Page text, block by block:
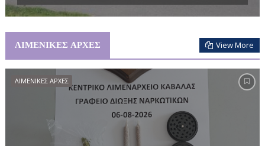
ΛΙΜΕΝΙΚΕΣ ΑΡΧΕΣ View More
ΛΙΜΕΝΙΚΕΣ ΑΡΧΕΣ